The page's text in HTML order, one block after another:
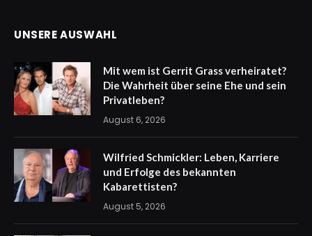
UNSERE AUSWAHL
Mit wem ist Gerrit Grass verheiratet?
Die Wahrheit über seine Ehe und sein
Privatleben?
August 6, 2026
Wilfried Schmickler: Leben, Karriere
und Erfolge des bekannten
Kabarettisten?
August 5, 2026